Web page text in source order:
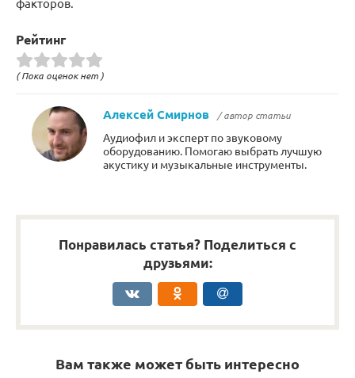
Рейтинг
( Пока оценок нет )
Алексей Смирнов / автор статьи
Аудиофил и эксперт по звуковому
оборудованию. Помогаю выбрать лучшую
акустику и музыкальные инструменты.
Понравилась статья? Поделиться с
друзьями:
Вам также может быть интересно